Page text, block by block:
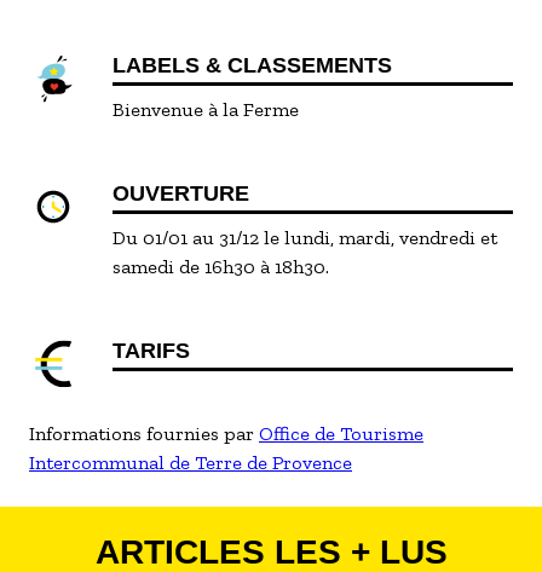
LABELS & CLASSEMENTS
Bienvenue à la Ferme
OUVERTURE
Du 01/01 au 31/12 le lundi, mardi, vendredi et
samedi de 16h30 à 18h30.
TARIFS
Informations fournies par Office de Tourisme
Intercommunal de Terre de Provence
ARTICLES LES + LUS